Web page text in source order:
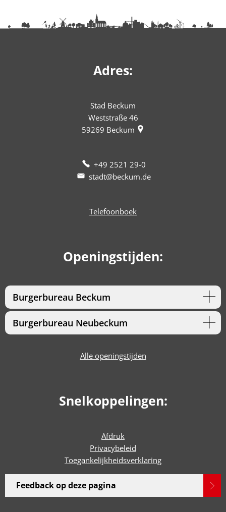
Adres:
Stad Beckum
Weststraße 46
59269 Beckum
+49 2521 29-0
stadt@beckum.de
Telefoonboek
Openingstijden:
Burgerbureau Beckum
Burgerbureau Neubeckum
Alle openingstijden
Snelkoppelingen:
Afdruk
Privacybeleid
Toegankelijkheidsverklaring
Feedback op deze pagina